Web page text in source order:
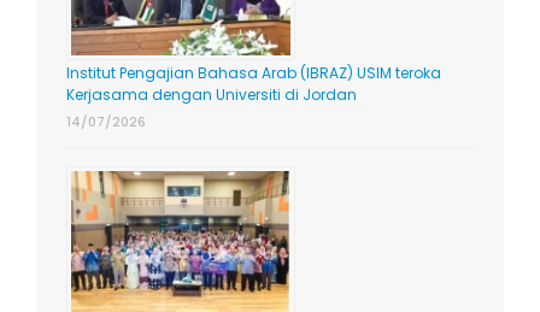
Institut Pengajian Bahasa Arab (IBRAZ) USIM teroka
Kerjasama dengan Universiti di Jordan
14/07/2026